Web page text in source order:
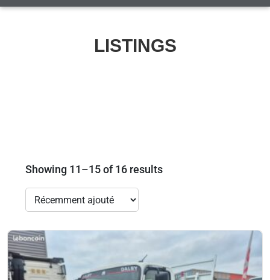
LISTINGS
Showing 11–15 of 16 results